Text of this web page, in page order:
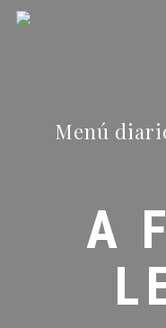
Skip
Menú
A